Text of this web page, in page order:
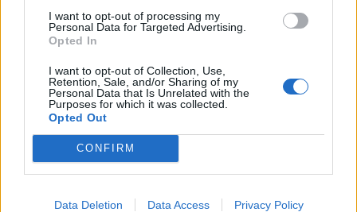
I want to opt-out of processing my
Personal Data for Targeted Advertising.
Opted In
I want to opt-out of Collection, Use,
Retention, Sale, and/or Sharing of my
Personal Data that Is Unrelated with the
Purposes for which it was collected.
Opted Out
CONFIRM
Data Deletion Data Access Privacy Policy
Poslední 3 příspěvky na mé zdi
Zobrazit celou mou zeď